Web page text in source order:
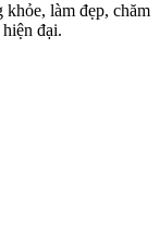
làm đẹp, chăm
đại.